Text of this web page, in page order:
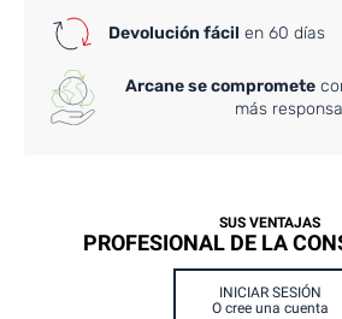
Devolución fácil en 60 días
Arcane se compromete
más
SUS VENTAJAS
PROFESIONAL DE LA
INICIAR SESIÓN
O cree una cuenta